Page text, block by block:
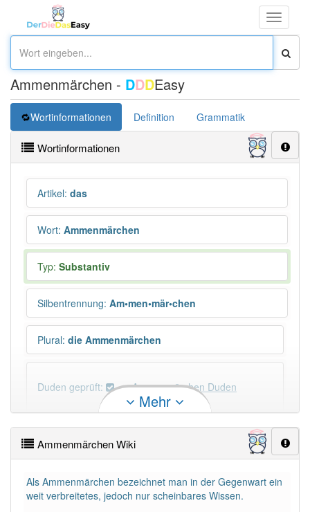
Toggle
Ammenmärchen - DDDEasy
Wortinformationen Definition Grammatik
Wortinformationen
Artikel: das
Wort: Ammenmärchen
Typ: Substantiv
Silbentrennung: Am•men•mär•chen
Plural: die Ammenmärchen
Duden geprüft: Ammenmärchen Duden
×
Wörter, die mit "-chen" enden, haben fast immer
Mehr
Ammenmärchen Wiki
Als Ammenmärchen bezeichnet man in der Gegenwart ein
weit verbreitetes, jedoch nur scheinbares Wissen.